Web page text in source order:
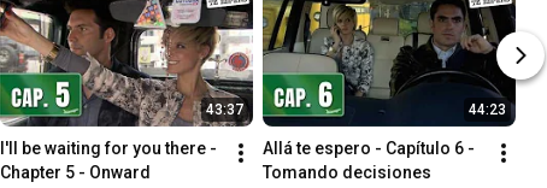
43:37
I'll be waiting for you there -
Chapter 5 - Onward
44:23
Allá te espero - Capítulo 6 -
Tomando decisiones